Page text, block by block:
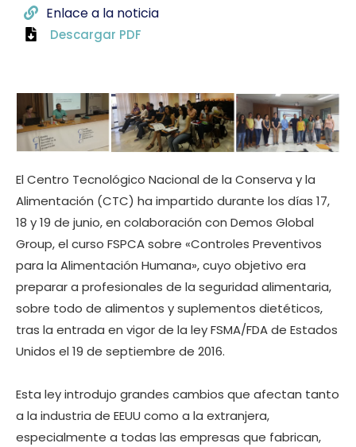
El Centro Tecnológico Nacional de la Conserva y la
Alimentación (CTC) ha impartido durante los días 17,
18 y 19 de junio, en colaboración con Demos Global
Group, el curso FSPCA sobre «Controles Preventivos
para la Alimentación Humana», cuyo objetivo era
preparar a profesionales de la seguridad alimentaria,
sobre todo de alimentos y suplementos dietéticos,
tras la entrada en vigor de la ley FSMA/FDA de Estados
Unidos el 19 de septiembre de 2016.
Esta ley introdujo grandes cambios que afectan tanto
a la industria de EEUU como a la extranjera,
especialmente a todas las empresas que fabrican,
Enlace a la noticia
Descargar PDF